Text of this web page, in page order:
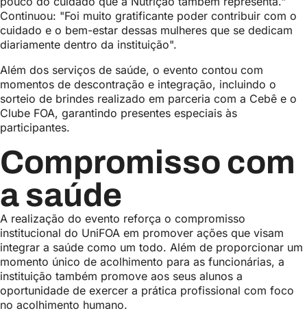
Continuou: "Foi muito gratificante poder contribuir com o
cuidado e o bem-estar dessas mulheres que se dedicam
diariamente dentro da instituição".
Além dos serviços de saúde, o evento contou com
momentos de descontração e integração, incluindo o
sorteio de brindes realizado em parceria com a Cebê e o
Clube FOA, garantindo presentes especiais às
participantes.
Compromisso com
a saúde
A realização do evento reforça o compromisso
institucional do UniFOA em promover ações que visam
integrar a saúde como um todo. Além de proporcionar um
momento único de acolhimento para as funcionárias, a
instituição também promove aos seus alunos a
oportunidade de exercer a prática profissional com foco
no acolhimento humano.